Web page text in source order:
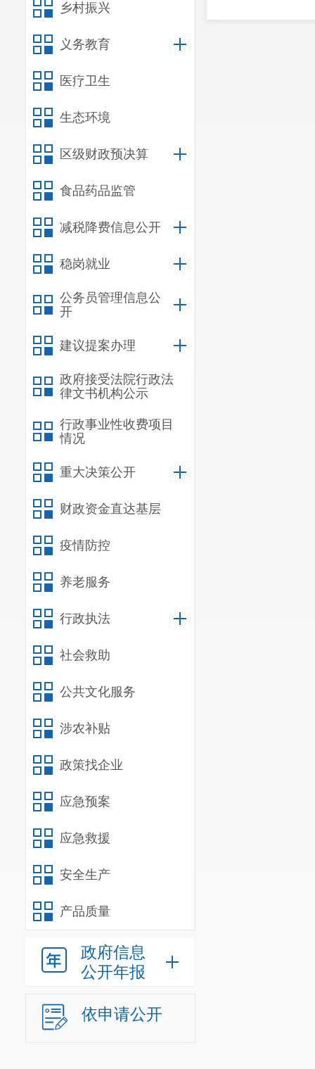
乡村振兴
义务教育
医疗卫生
生态环境
区级财政预决算
食品药品监管
减税降费信息公开
稳岗就业
公务员管理信息公
开
建议提案办理
政府接受法院行政法
律文书机构公示
行政事业性收费项目
情况
重大决策公开
财政资金直达基层
疫情防控
养老服务
行政执法
社会救助
公共文化服务
涉农补贴
政策找企业
应急预案
应急救援
安全生产
产品质量
政府信息
公开年报
依申请公开